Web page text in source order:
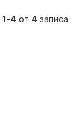
1-4 от 4 записа.